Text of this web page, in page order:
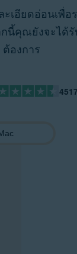
อียดอ่อนเพื่อ
นี้คุณยังจะได้
ต้องการ